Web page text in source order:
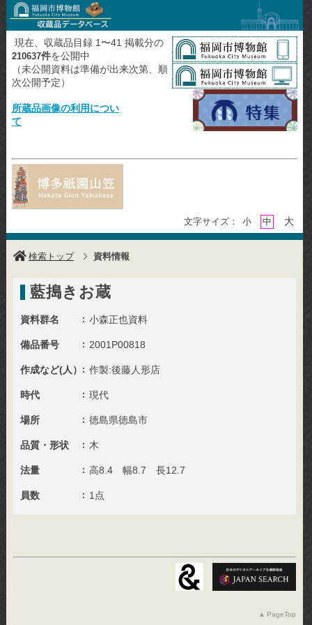
現在、収蔵品目録 1〜41 掲載分の
210637件を公開中
（未公開資料は準備が出来次第、順
次公開予定）
所蔵品画像の利用につい
て
文字サイズ： 小 中 大
検索トップ 資料情報
藍搗きお蔵
資料群名 小森正也資料
備品番号 2001P00818
作成など(人） 作製:後藤人形店
時代 現代
場所 徳島県徳島市
品質・形状 木
法量 高8.4 幅8.7 長12.7
員数 1点
PageTop